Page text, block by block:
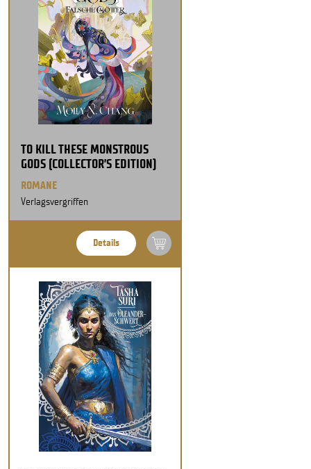
TO KILL THESE MONSTROUS
GODS (COLLECTOR’S EDITION)
ROMANE
Verlagsvergriffen
Details